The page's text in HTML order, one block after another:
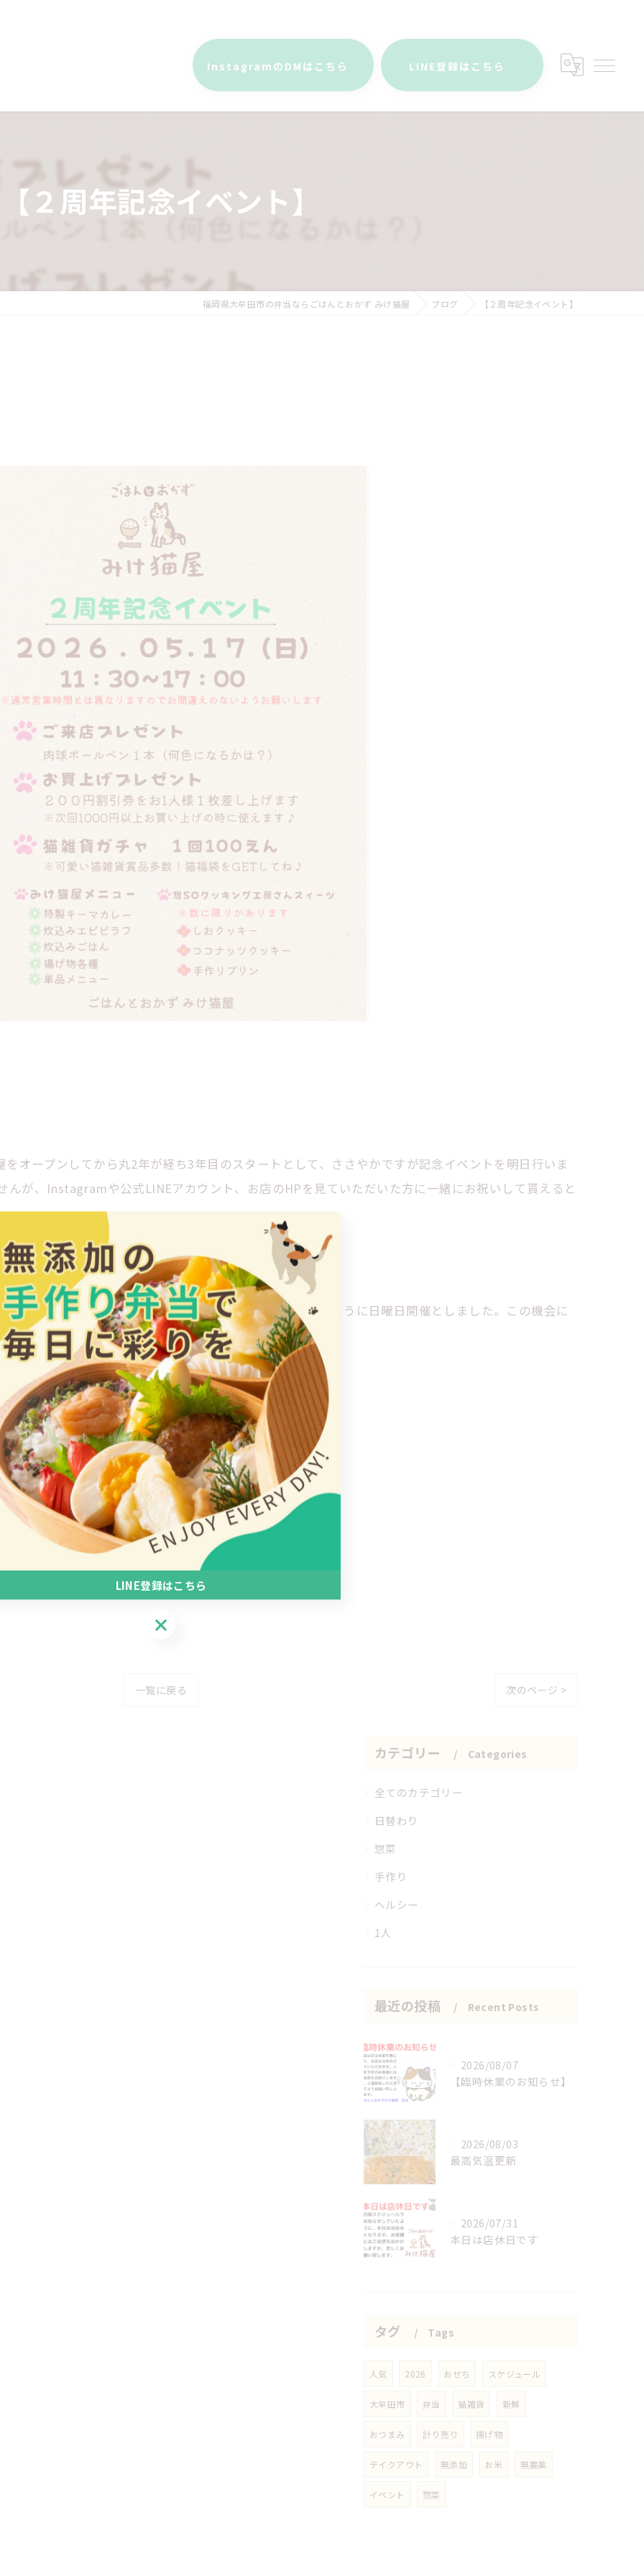
InstagramのDMはこちら LINE登録はこちら
【２周年記念イベント】
福岡県大牟田市の弁当ならごはんとおかず みけ猫屋 ブログ 【２周年記念イベント】
オープンしてから丸2年が経ち3年目のスタートとして、ささやかですが記念イベントを明日行いま
んが、Instagramや公式LINEアカウント、お店のHPを見ていただいた方に一緒にお祝いして貰えると
🎵
を用意していますので、お気軽に遊びに来てくださいね♪
、通常はなかなかご来店いただけない方にも来て貰えるように日曜日開催としました。この機会に
！
なります。次の営業日は5月25日(月)です。
一覧に戻る 次のページ >
カテゴリー Categories
全てのカテゴリー
日替わり
惣菜
手作り
ヘルシー
1人
最近の投稿 Recent Posts
2026/08/07
【臨時休業のお知らせ】
2026/08/03
最高気温更新
2026/07/31
本日は店休日です
タグ Tags
人気 2026 おせち スケジュール
大牟田市 弁当 猫雑貨 新鮮
おつまみ 計り売り 揚げ物
テイクアウト 無添加 お米 無農薬
イベント 惣菜
LINE登録はこちら
LINE登録はこちら